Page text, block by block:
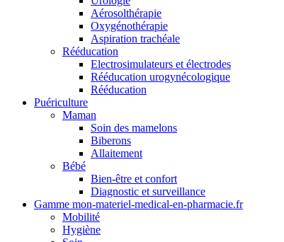
Aérosolthérapie
Oxygénothérapie
Aspiration trachéale
Rééducation
Electrosimulateurs et électrodes
Rééducation urogynécologique
Rééducation
Puériculture
Maman
Soin des mamelons
Biberons
Allaitement
Bébé
Bien-être et confort
Diagnostic et surveillance
Gamme mon-materiel-medical-en-pharmacie.fr
Mobilité
Hygiène